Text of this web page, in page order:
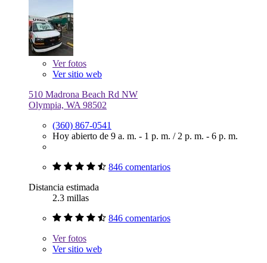
Verfotos
Ver sitio web
510 Madrona Beach Rd NW
Olympia, WA 98502
(360) 867-0541
Hoy abierto de 9 a. m. - 1 p. m. /2 p. m. - 6 p. m.
846 comentarios
Distancia estimada
2.3 millas
846 comentarios
Verfotos
Ver sitio web